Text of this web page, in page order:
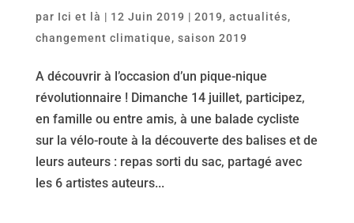
par Ici et là | 12 Juin 2019 | 2019, actualités,
changement climatique, saison 2019
A découvrir à l’occasion d’un pique-nique
révolutionnaire ! Dimanche 14 juillet, participez,
en famille ou entre amis, à une balade cycliste
sur la vélo-route à la découverte des balises et de
leurs auteurs : repas sorti du sac, partagé avec
les 6 artistes auteurs...